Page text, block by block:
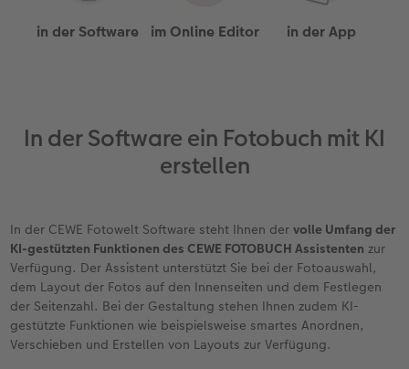
Fotobuch erstellen
Neuheiten
CEWE myPhotos
Extras
Fotos digitalisieren
Extras
Retro Minis
Neuheiten
CEWE myPhotos
CEWE myPhotos
CEWE myPhotos
in der Software im Online Editor in der App
In der Software ein Fotobuch mit KI
erstellen
In der CEWE Fotowelt Software steht Ihnen dervolle Umfang der
KI-gestützten Funktionen des CEWE FOTOBUCH Assistenten zur
Verfügung. Der Assistent unterstützt Sie bei der Fotoauswahl,
dem Layout der Fotos auf den Innenseiten und dem Festlegen
der Seitenzahl. Bei der Gestaltung stehen Ihnen zudem KI-
gestützte Funktionen wie beispielsweise smartes Anordnen,
Verschieben und Erstellen von Layouts zur Verfügung.